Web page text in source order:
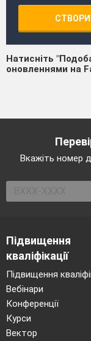
Натисніть
оновленнями на
Вкажіть номер
Підвищення
кваліфікації
Підвищення
Вебінари
Конференції
Курси
Вектор